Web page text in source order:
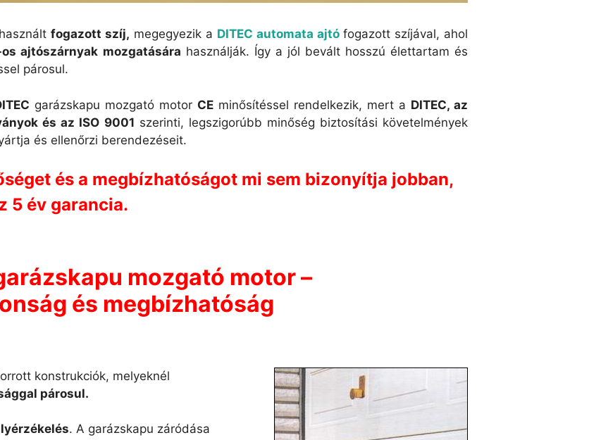
fogazott szíj, megegyezik a DITEC automata ajtó fogazott szíjával, ahol
ajtószárnyak mozgatására használják. Így a jól bevált hosszú élettartam és
párosul.
garázskapu mozgató motor CE minősítéssel rendelkezik, mert a DITEC, az
és az ISO 9001 szerinti, legszigorúbb minőség biztosítási követelmények
és ellenőrzi berendezéseit.
és a megbízhatóságot mi sem bizonyítja jobban,
5 év garancia.
mozgató motor –
és megbízhatóság
konstrukciók, melyeknél
párosul.
. A garázskapu záródása